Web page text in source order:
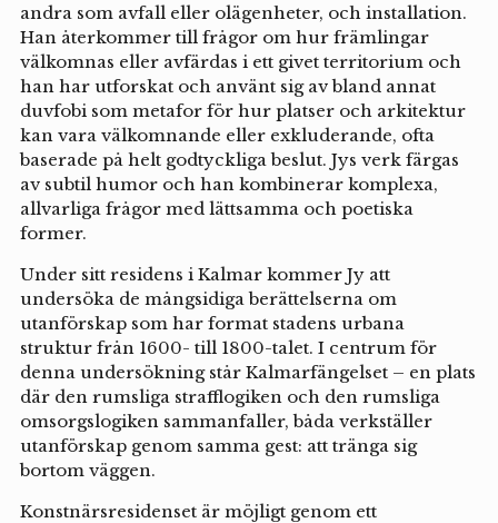
andra som avfall eller olägenheter, och installation.
Han återkommer till frågor om hur främlingar
välkomnas eller avfärdas i ett givet territorium och
han har utforskat och använt sig av bland annat
duvfobi som metafor för hur platser och arkitektur
kan vara välkomnande eller exkluderande, ofta
baserade på helt godtyckliga beslut. Jys verk färgas
av subtil humor och han kombinerar komplexa,
allvarliga frågor med lättsamma och poetiska
former.
Under sitt residens i Kalmar kommer Jy att
undersöka de mångsidiga berättelserna om
utanförskap som har format stadens urbana
struktur från 1600- till 1800-talet. I centrum för
denna undersökning står Kalmarfängelset – en plats
där den rumsliga strafflogiken och den rumsliga
omsorgslogiken sammanfaller, båda verkställer
utanförskap genom samma gest: att tränga sig
bortom väggen.
Konstnärsresidenset är möjligt genom ett